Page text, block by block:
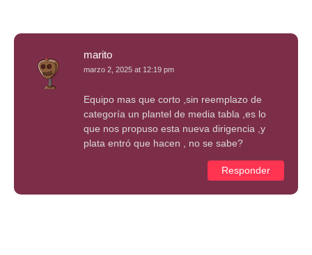
marito
marzo 2, 2025 at 12:19 pm
Equipo mas que corto ,sin reemplazo de
categoría un plantel de media tabla ,es lo
que nos propuso esta nueva dirigencia ,y
plata entró que hacen , no se sabe?
Responder